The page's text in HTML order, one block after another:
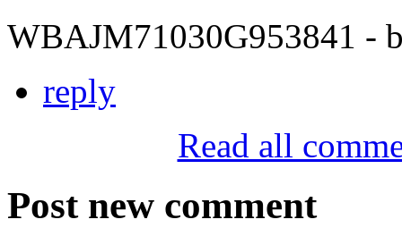
WBAJM71030G953841 -
reply
Read all
Post new comment